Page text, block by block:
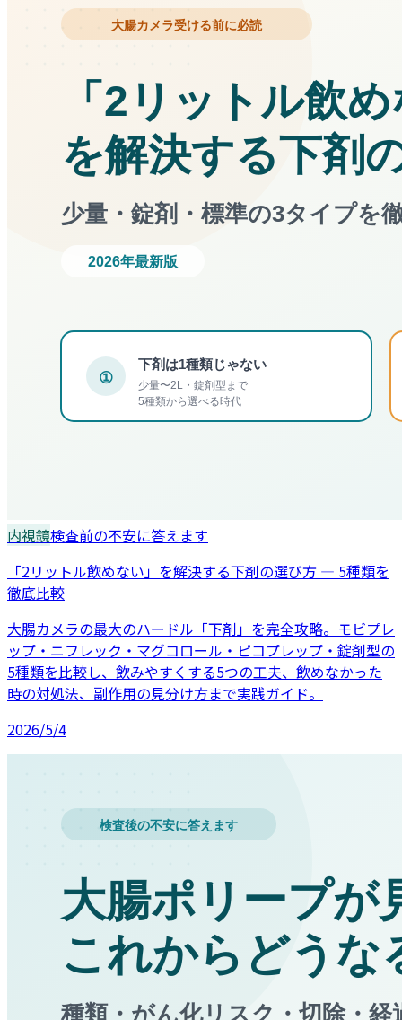
内視鏡検査前の不安に答えます
「2リットル飲めない」を解決する下剤の選び方 — 5種類を
徹底比較
大腸カメラの最大のハードル「下剤」を完全攻略。モビプレ
ップ・ニフレック・マグコロール・ピコプレップ・錠剤型の
5種類を比較し、飲みやすくする5つの工夫、飲めなかった
時の対処法、副作用の見分け方まで実践ガイド。
2026/5/4